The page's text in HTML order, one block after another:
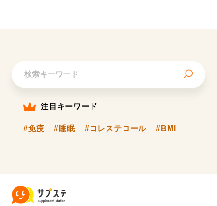
注目キーワード
#免疫 #睡眠 #コレステロール #BMI